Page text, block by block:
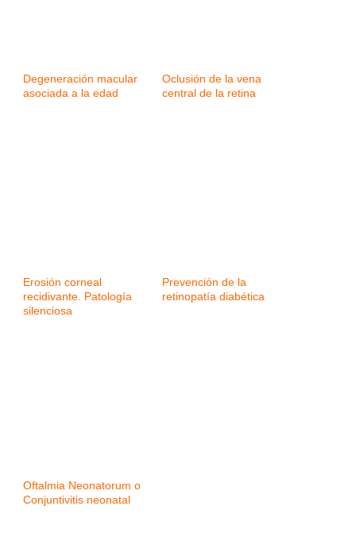
Degeneración macular
asociada a la edad
Oclusión de la vena
central de la retina
Erosión corneal
recidivante. Patología
silenciosa
Prevención de la
retinopatía diabética
Oftalmia Neonatorum o
Conjuntivitis neonatal